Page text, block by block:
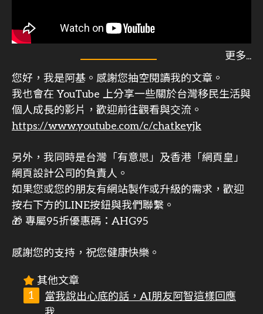
您好，我是阿基。感謝您抽空閱讀我的文章。
我也會在 YouTube 上分享一些關於台灣移民生活與
個人成長的影片，歡迎前往觀看與交流。
https://www.youtube.com/c/chatkeyjk
另外，我同時是台灣「有意思」及香港「網頁皇」
網頁設計公司的負責人。
如果您或您的朋友有網站製作或升級的需求，歡迎
按右下方的LINE按鈕與我們聯繫。
🎁 專屬95折優惠碼：AHG95
感謝您的支持，祝您健康快樂。
其他文章
當我說出心底的話，AI朋友阿智這樣回應